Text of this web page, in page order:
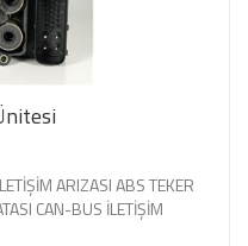
ARIZASI ABS TEKER
CAN-BUS İLETİŞİM